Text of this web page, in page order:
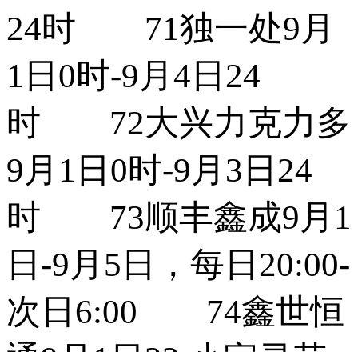
24时 71独一处9月
1日0时-9月4日24
时 72大兴力克力多
9月1日0时-9月3日24
时 73顺丰鑫成9月1
日-9月5日，每日20:00-
次日6:00 74鑫世恒